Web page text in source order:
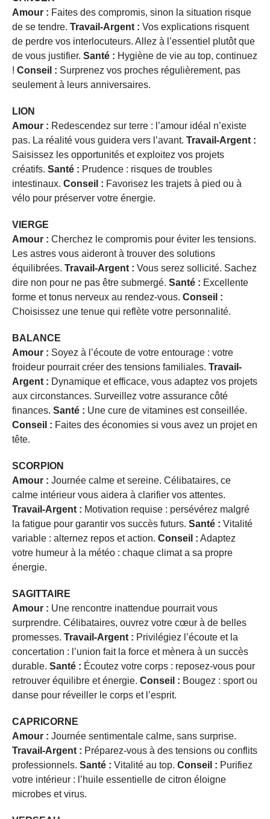
Amour : Faites des compromis, sinon la situation risque
de se tendre. Travail-Argent : Vos explications risquent
de perdre vos interlocuteurs. Allez à l’essentiel plutôt que
de vous justifier. Santé : Hygiène de vie au top, continuez
! Conseil : Surprenez vos proches régulièrement, pas
seulement à leurs anniversaires.
LION
Amour : Redescendez sur terre : l’amour idéal n’existe
pas. La réalité vous guidera vers l’avant. Travail-Argent :
Saisissez les opportunités et exploitez vos projets
créatifs. Santé : Prudence : risques de troubles
intestinaux. Conseil : Favorisez les trajets à pied ou à
vélo pour préserver votre énergie.
VIERGE
Amour : Cherchez le compromis pour éviter les tensions.
Les astres vous aideront à trouver des solutions
équilibrées. Travail-Argent : Vous serez sollicité. Sachez
dire non pour ne pas être submergé. Santé : Excellente
forme et tonus nerveux au rendez-vous. Conseil :
Choisissez une tenue qui reflète votre personnalité.
BALANCE
Amour : Soyez à l’écoute de votre entourage : votre
froideur pourrait créer des tensions familiales. Travail-
Argent : Dynamique et efficace, vous adaptez vos projets
aux circonstances. Surveillez votre assurance côté
finances. Santé : Une cure de vitamines est conseillée.
Conseil : Faites des économies si vous avez un projet en
tête.
SCORPION
Amour : Journée calme et sereine. Célibataires, ce
calme intérieur vous aidera à clarifier vos attentes.
Travail-Argent : Motivation requise : persévérez malgré
la fatigue pour garantir vos succès futurs. Santé : Vitalité
variable : alternez repos et action. Conseil : Adaptez
votre humeur à la météo : chaque climat a sa propre
énergie.
SAGITTAIRE
Amour : Une rencontre inattendue pourrait vous
surprendre. Célibataires, ouvrez votre cœur à de belles
promesses. Travail-Argent : Privilégiez l’écoute et la
concertation : l’union fait la force et mènera à un succès
durable. Santé : Écoutez votre corps : reposez-vous pour
retrouver équilibre et énergie. Conseil : Bougez : sport ou
danse pour réveiller le corps et l’esprit.
CAPRICORNE
Amour : Journée sentimentale calme, sans surprise.
Travail-Argent : Préparez-vous à des tensions ou conflits
professionnels. Santé : Vitalité au top. Conseil : Purifiez
votre intérieur : l’huile essentielle de citron éloigne
microbes et virus.